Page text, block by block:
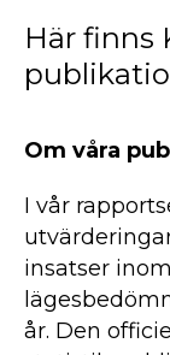
Här finns
Om våra
I vår
insatser
år. Den